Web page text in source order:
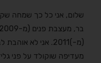
שלום, אני כל כך שמחה
(מ-)2011. אני לא
מעדיפה שוקולד על פני